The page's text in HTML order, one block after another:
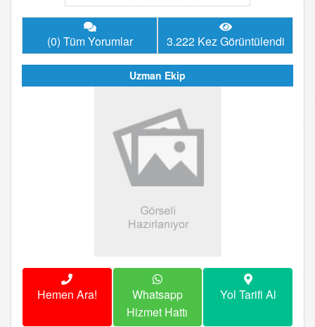
(0) Tüm Yorumlar 3.222 Kez Görüntülendi
Uzman Ekip
Hemen Ara!
Whatsapp
Hizmet Hattı
Yol Tarifi Al